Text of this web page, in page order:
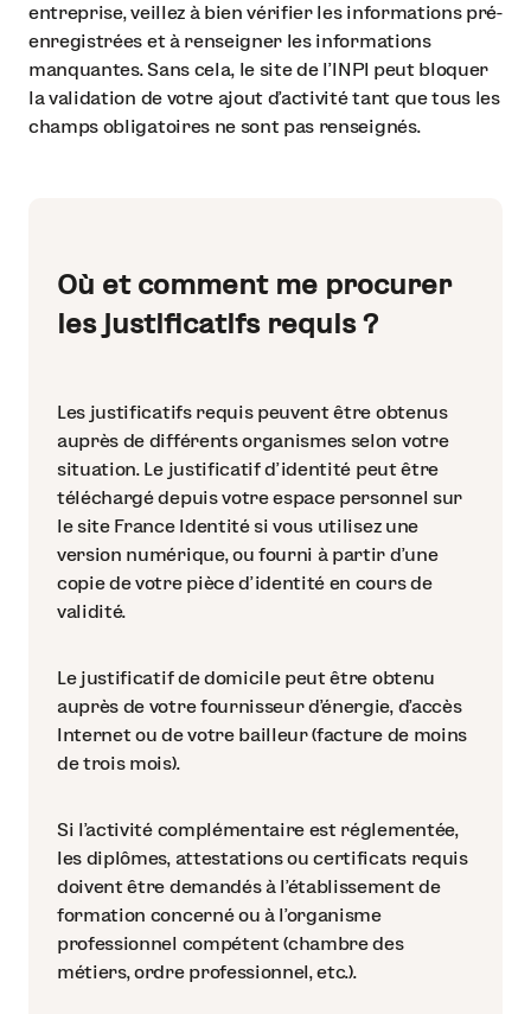
entreprise, veillez à bien vérifier les informations pré-
enregistrées et à renseigner les informations
manquantes. Sans cela, le site de l’INPI peut bloquer
la validation de votre ajout d’activité tant que tous les
champs obligatoires ne sont pas renseignés.
Où et comment me procurer
les justificatifs requis ?
Les justificatifs requis peuvent être obtenus
auprès de différents organismes selon votre
situation. Le justificatif d’identité peut être
téléchargé depuis votre espace personnel sur
le site France Identité si vous utilisez une
version numérique, ou fourni à partir d’une
copie de votre pièce d’identité en cours de
validité.
Le justificatif de domicile peut être obtenu
auprès de votre fournisseur d’énergie, d’accès
Internet ou de votre bailleur (facture de moins
de trois mois).
Si l’activité complémentaire est réglementée,
les diplômes, attestations ou certificats requis
doivent être demandés à l’établissement de
formation concerné ou à l’organisme
professionnel compétent (chambre des
métiers, ordre professionnel, etc.).